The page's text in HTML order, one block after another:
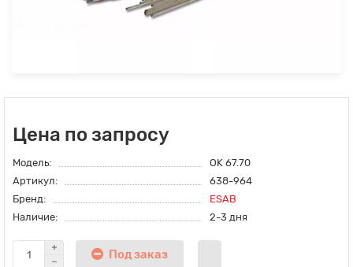
Цена по запросу
Модель:
OK 67.70
Артикул:
638-964
Бренд:
ESAB
Наличие:
2-3 дня
Под заказ